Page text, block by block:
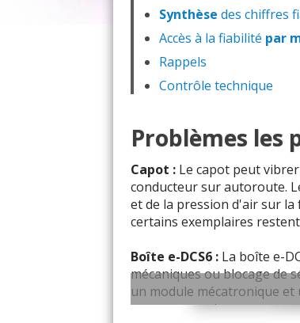
Synthèse des chiffres
Accès à la fiabilité par
Rappels
Contrôle technique
Problèmes les
Capot : Le capot peut
conducteur sur autoroute.
et de la pression d'air sur
certains exemplaires
Boîte e-DCS6 : La boîte e-
mécaniques ou blocage de
un module mécatronique et
correctement le rapport ou